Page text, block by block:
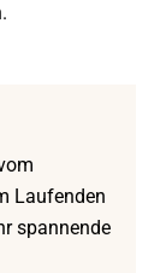
Laufenden
spannende